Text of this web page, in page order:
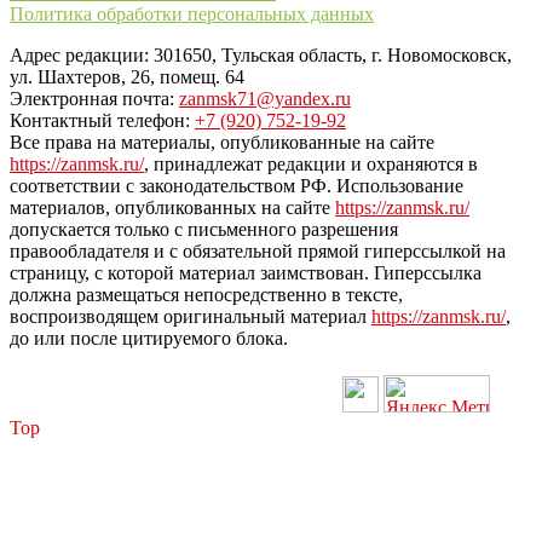
Политика обработки персональных данных
Адрес редакции: 301650, Тульская область, г. Новомосковск,
ул. Шахтеров, 26, помещ. 64
Электронная почта: zanmsk71@yandex.ru
Контактный телефон: +7 (920) 752-19-92
Все права на материалы, опубликованные на сайте
https://zanmsk.ru/, принадлежат редакции и охраняются в
соответствии с законодательством РФ. Использование
материалов, опубликованных на сайте https://zanmsk.ru/
допускается только с письменного разрешения
правообладателя и с обязательной прямой гиперссылкой на
страницу, с которой материал заимствован. Гиперссылка
должна размещаться непосредственно в тексте,
воспроизводящем оригинальный материал https://zanmsk.ru/,
до или после цитируемого блока.
Top